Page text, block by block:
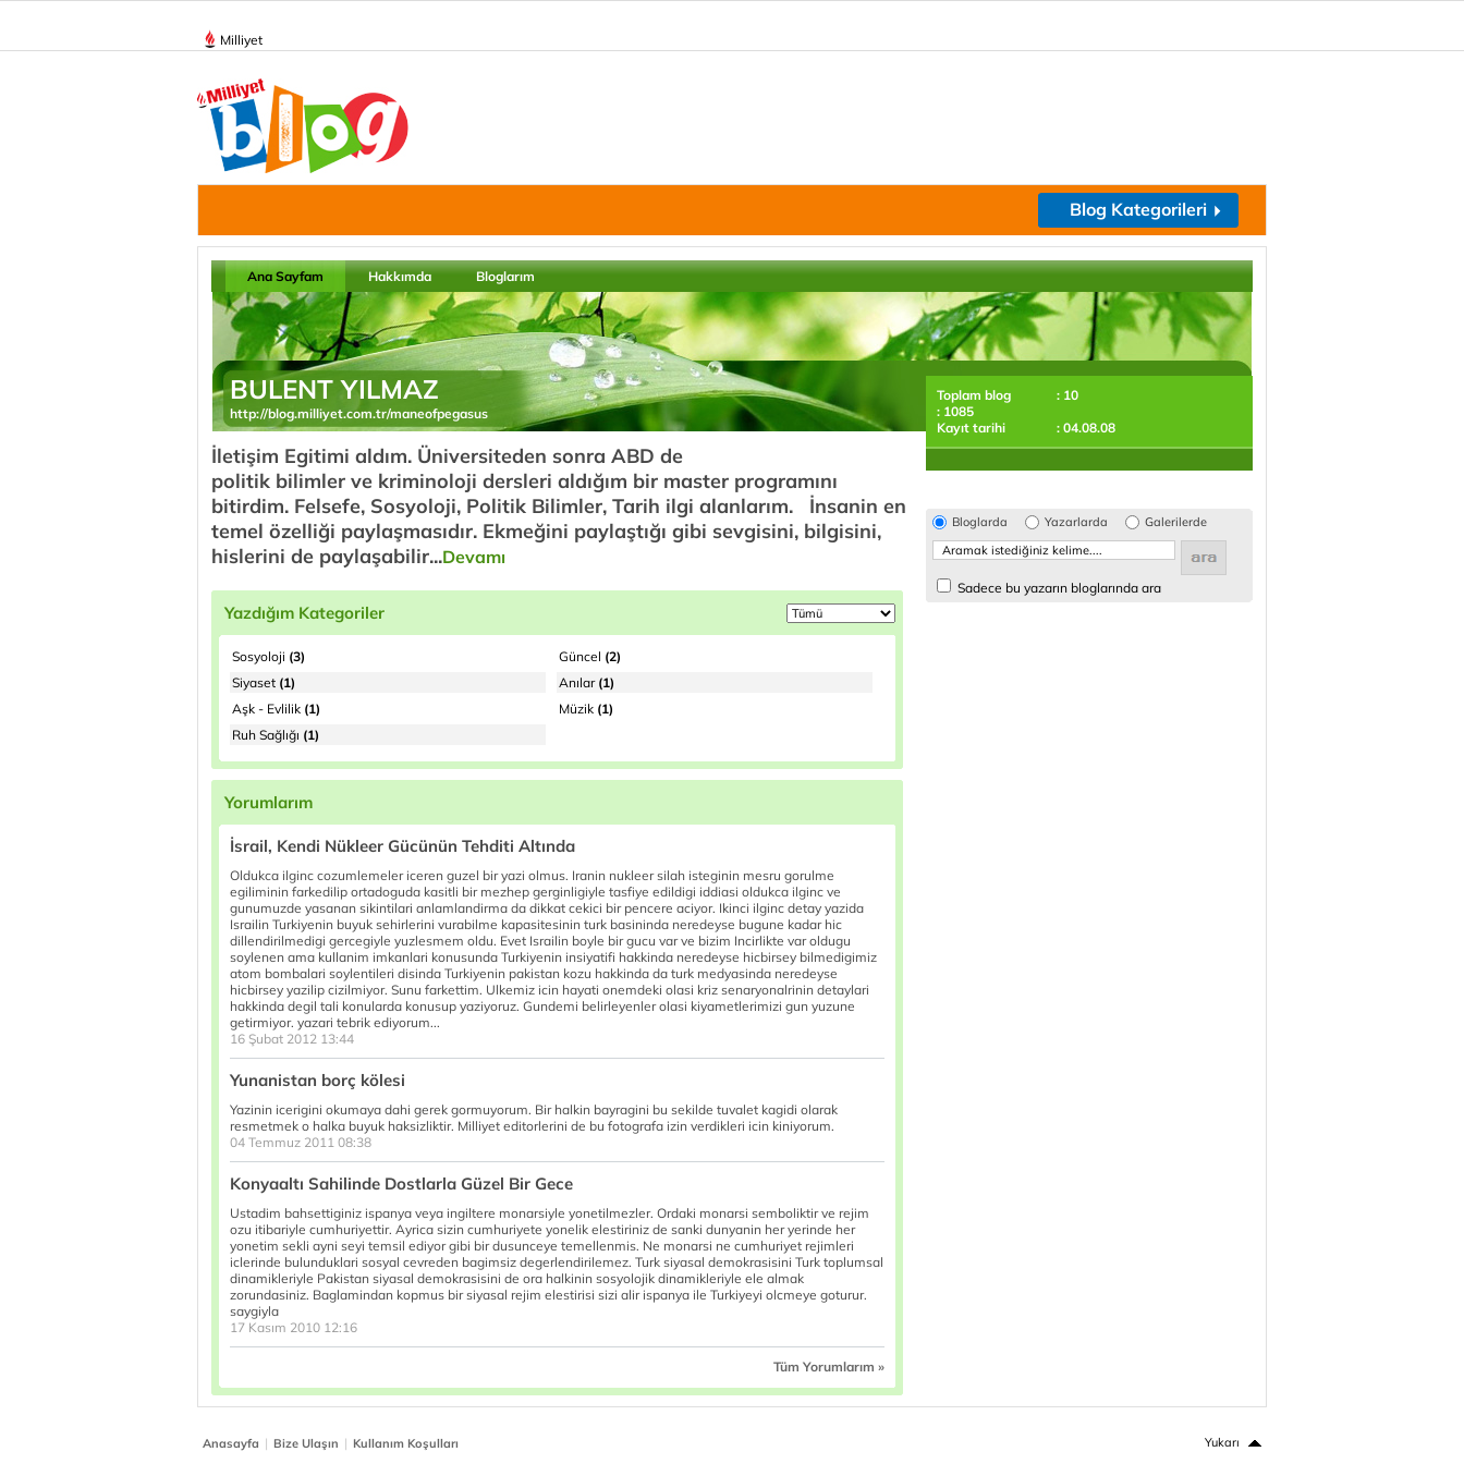
Milliyet
Blog Kategorileri
Ana Sayfam Hakkımda Bloglarım
BULENT YILMAZ
http://blog.milliyet.com.tr/maneofpegasus
İletişim Egitimi aldım. Üniversiteden sonra ABD de
politik bilimler ve kriminoloji dersleri aldığım bir master programını
bitirdim. Felsefe, Sosyoloji, Politik Bilimler, Tarih ilgi alanlarım. İnsanin en
temel özelliği paylaşmasıdır. Ekmeğini paylaştığı gibi sevgisini, bilgisini,
hislerini de paylaşabilir...Devamı
Yazdığım Kategoriler
Sosyoloji (3) Güncel (2)
Siyaset (1) Anılar(1)
Aşk - Evlilik (1) Müzik (1)
Ruh Sağlığı (1)
Yorumlarım
İsrail, Kendi Nükleer Gücünün Tehditi Altında
Oldukca ilginc cozumlemeler iceren guzel bir yazi olmus. Iranin nukleer silah isteginin mesru gorulme
egiliminin farkedilip ortadoguda kasitli bir mezhep gerginligiyle tasfiye edildigi iddiasi oldukca ilginc ve
gunumuzde yasanan sikintilari anlamlandirma da dikkat cekici bir pencere aciyor. Ikinci ilginc detay yazida
Israilin Turkiyenin buyuk sehirlerini vurabilme kapasitesinin turk basininda neredeyse bugune kadar hic
dillendirilmedigi gercegiyle yuzlesmem oldu. Evet Israilin boyle bir gucu var ve bizim Incirlikte var oldugu
soylenen ama kullanim imkanlari konusunda Turkiyenin insiyatifi hakkinda neredeyse hicbirsey bilmedigimiz
atom bombalari soylentileri disinda Turkiyenin pakistan kozu hakkinda da turk medyasinda neredeyse
hicbirsey yazilip cizilmiyor. Sunu farkettim. Ulkemiz icin hayati onemdeki olasi kriz senaryonalrinin detaylari
hakkinda degil tali konularda konusup yaziyoruz. Gundemi belirleyenler olasi kiyametlerimizi gun yuzune
getirmiyor. yazari tebrik ediyorum...
16 Şubat 2012 13:44
Yunanistan borç kölesi
Yazinin icerigini okumaya dahi gerek gormuyorum. Bir halkin bayragini bu sekilde tuvalet kagidi olarak
resmetmek o halka buyuk haksizliktir. Milliyet editorlerini de bu fotografa izin verdikleri icin kiniyorum.
04 Temmuz 2011 08:38
Konyaaltı Sahilinde Dostlarla Güzel Bir Gece
Ustadim bahsettiginiz ispanya veya ingiltere monarsiyle yonetilmezler. Ordaki monarsi semboliktir ve rejim
ozu itibariyle cumhuriyettir. Ayrica sizin cumhuriyete yonelik elestiriniz de sanki dunyanin her yerinde her
yonetim sekli ayni seyi temsil ediyor gibi bir dusunceye temellenmis. Ne monarsi ne cumhuriyet rejimleri
iclerinde bulunduklari sosyal cevreden bagimsiz degerlendirilemez. Turk siyasal demokrasisini Turk toplumsal
dinamikleriyle Pakistan siyasal demokrasisini de ora halkinin sosyolojik dinamikleriyle ele almak
zorundasiniz. Baglamindan kopmus bir siyasal rejim elestirisi sizi alir ispanya ile Turkiyeyi olcmeye goturur.
saygiyla
17 Kasım 2010 12:16
Tüm Yorumlarım »
Toplam blog
: 10
: 1085
Kayıt tarihi
: 04.08.08
Bloglarda Yazarlarda Galerilerde
Sadece bu yazarın bloglarında ara
Anasayfa | Bize Ulaşın | Kullanım Koşulları Yukarı